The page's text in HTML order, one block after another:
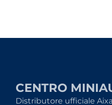
CENTRO
Distributore ufficiale